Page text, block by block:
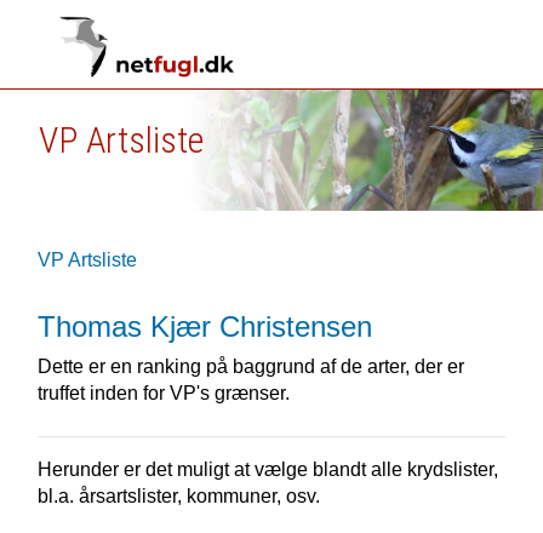
VP Artsliste
VP Artsliste
Thomas Kjær Christensen
Dette er en ranking på baggrund af de arter, der er
truffet inden for VP's grænser.
Herunder er det muligt at vælge blandt alle krydslister,
bl.a. årsartslister, kommuner, osv.